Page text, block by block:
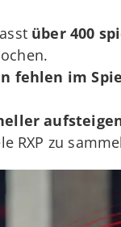
über 400
fehlen im
RXP zu